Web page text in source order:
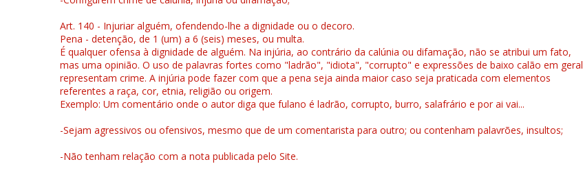
Art. 140 - Injuriar alguém, ofendendo-lhe a dignidade ou o decoro.
Pena - detenção, de 1 (um) a 6 (seis) meses, ou multa.
É qualquer ofensa à dignidade de alguém. Na injúria, ao contrário da calúnia ou difamação, não se atribui um fato,
mas uma opinião. O uso de palavras fortes como "ladrão", "idiota", "corrupto" e expressões de baixo calão em geral
representam crime. A injúria pode fazer com que a pena seja ainda maior caso seja praticada com elementos
referentes a raça, cor, etnia, religião ou origem.
Exemplo: Um comentário onde o autor diga que fulano é ladrão, corrupto, burro, salafrário e por ai vai...
-Sejam agressivos ou ofensivos, mesmo que de um comentarista para outro; ou contenham palavrões, insultos;
-Não tenham relação com a nota publicada pelo Site.